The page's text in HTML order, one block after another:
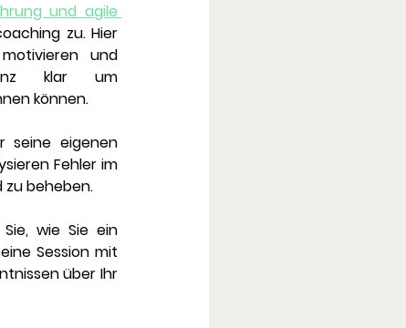
und agile
zu. Hier
und
klar um
können.
seine eigenen
Fehler im
zu beheben.
wie Sie ein
Session mit
über Ihr